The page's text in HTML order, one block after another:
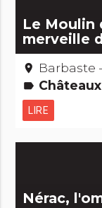
Le Moulin
merveille
place Barbaste
label Châteaux &
LIRE
Nérac,